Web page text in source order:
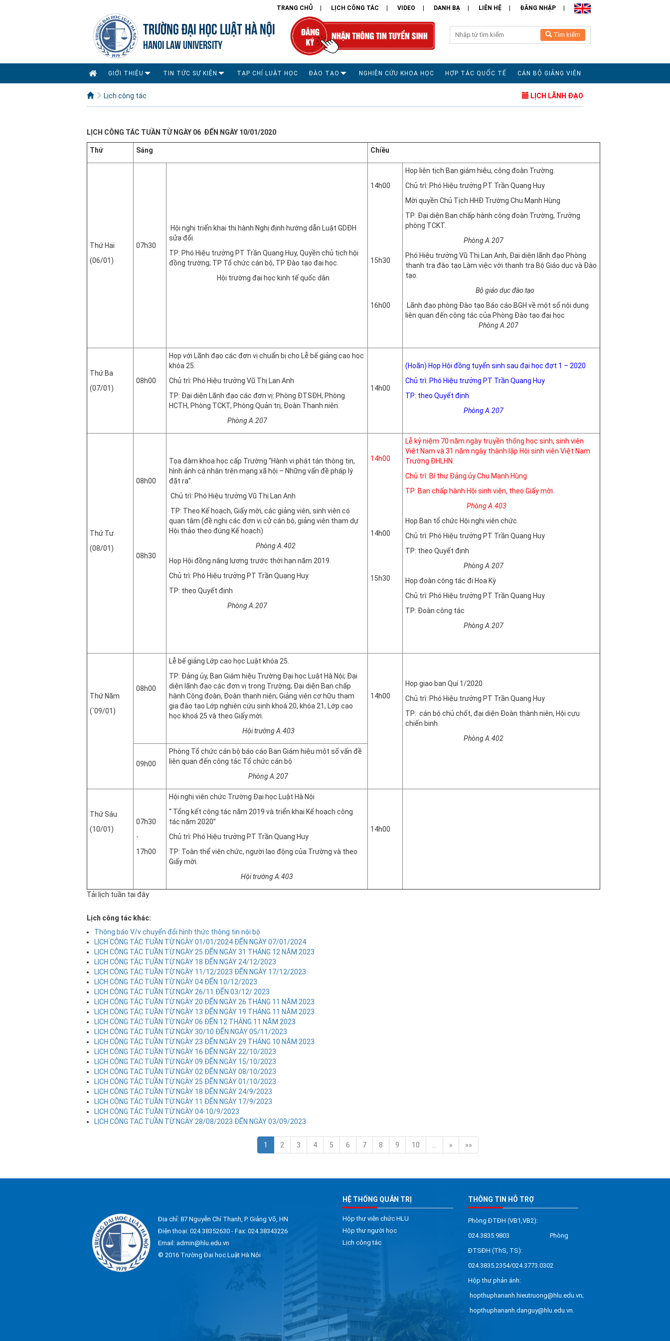
TRANG CHỦ LỊCH CÔNG TÁC VIDEO DANH BẠ LIÊN HỆ ĐĂNG NHẬP
TRƯỜNG ĐẠI HỌC LUẬT HÀ NỘI
HANOI LAW UNIVERSITY
Tìm kiếm
GIỚI THIỆU TIN TỨC SỰ KIỆN TẠP CHÍ LUẬT HỌC ĐÀO TẠO NGHIÊN CỨU KHOA HỌC HỢP TÁC QUỐC TẾ CÁN BỘ GIẢNG VIÊN
Lịch công tác LỊCH LÃNH ĐẠO
LỊCH CÔNG TÁC TUẦN TỪ NGÀY 06 ĐẾN NGÀY 10/01/2020
Thứ Sáng Chiều
Thứ Hai
(06/01)
07h30
Hội nghị triển khai thi hành Nghị định hướng dẫn Luật GDĐH
sửa đổi.
TP: Phó Hiệu trưởng PT Trần Quang Huy, Quyền chủ tịch hội
đồng trường; TP Tổ chức cán bộ, TP Đào tạo đai học.
Hội trường đại học kinh tế quốc dân
14h00
15h30
16h00
Họp liên tịch Ban giám hiệu, công đoàn Trường.
Chủ trì: Phó Hiệu trưởng PT Trần Quang Huy
Mời quyền Chủ Tịch HHĐ Trường Chu Mạnh Hùng
TP: Đại diện Ban chấp hành công đoàn Trường, Trưởng
phòng TCKT.
Phòng A.207
Phó Hiệu trưởng Vũ Thị Lan Anh, Đại diện lãnh đạo Phòng
thanh tra đào tạo Làm việc với thanh tra Bộ Giáo dục và Đào
tạo.
Bộ giáo dục đào tạo
Lãnh đạo phòng Đào tạo Báo cáo BGH về một số nội dung
liên quan đến công tác của Phòng Đào tạo đại học
Phòng A.207
Thứ Ba
(07/01)
08h00
Họp với Lãnh đạo các đơn vị chuẩn bị cho Lễ bế giảng cao học
khóa 25.
Chủ trì: Phó Hiệu trưởng Vũ Thị Lan Anh
TP: Đại diện Lãnh đạo các đơn vị: Phòng ĐTSĐH, Phòng
HCTH, Phòng TCKT, Phòng Quản trị, Đoàn Thanh niên.
Phòng A.207
14h00
(Hoãn) Họp Hội đồng tuyển sinh sau đại học đợt 1 – 2020
Chủ trì: Phó Hiệu trưởng PT Trần Quang Huy
TP: theo Quyết định
Phòng A.207
Thứ Tư
(08/01)
08h00
08h30
Tọa đàm khoa học cấp Trường “Hành vi phát tán thông tin,
hình ảnh cá nhân trên mạng xã hội – Những vấn đề pháp lý
đặt ra”.
Chủ trì: Phó Hiệu trưởng Vũ Thị Lan Anh
TP: Theo Kế hoạch, Giấy mời, các giảng viên, sinh viên có
quan tâm (đề nghị các đơn vị cử cán bộ, giảng viên tham dự
Hội thảo theo đúng Kế hoạch)
Phòng A.402
Họp Hội đồng nâng lương trước thời hạn năm 2019.
Chủ trì: Phó Hiệu trưởng PT Trần Quang Huy
TP: theo Quyết định
Phòng A.207
14h00
14h00
15h30
Lễ kỷ niệm 70 năm ngày truyền thống học sinh, sinh viên
Việt Nam và 31 năm ngày thành lập Hội sinh viên Việt Nam
Trường ĐHLHN.
Chủ trì: Bí thư Đảng ủy Chu Mạnh Hùng
TP: Ban chấp hành Hội sinh viên, theo Giấy mời.
Phòng A.403
Họp Ban tổ chức Hội nghị viên chức.
Chủ trì: Phó Hiệu trưởng PT Trần Quang Huy
TP: theo Quyết định
Phòng A.207
Họp đoàn công tác đi Hoa Kỳ
Chủ trì: Phó Hiệu trưởng PT Trần Quang Huy
TP: Đoàn công tác
Phòng A.207
Thứ Năm
(`09/01)
08h00
Lễ bế giảng Lớp cao học Luật khóa 25.
TP: Đảng ủy, Ban Giám hiệu Trường Đại học Luật Hà Nội; Đại
diện lãnh đạo các đơn vị trong Trường; Đại diện Ban chấp
hành Công đoàn, Đoàn thanh niên; Giảng viên cơ hữu tham
gia đào tạo Lớp nghiên cứu sinh khoá 20, khóa 21, Lớp cao
học khoá 25 và theo Giấy mời.
Hội trường A.403
14h00
Họp giao ban Quí 1/2020
Chủ trì: Phó Hiệu trưởng PT Trần Quang Huy
TP: cán bộ chủ chốt, đại diện Đoàn thành niên, Hội cựu
chiến binh.
Phòng A.402
09h00
Phòng Tổ chức cán bộ báo cáo Ban Giám hiệu một số vấn đề
liên quan đến công tác Tổ chức cán bộ
Phòng A.207
Thứ Sáu
(10/01)
07h30
-
17h00
Hội nghị viên chức Trường Đại học Luật Hà Nội
“ Tổng kết công tác năm 2019 và triển khai Kế hoạch công
tác năm 2020”
Chủ trì: Phó Hiệu trưởng PT Trần Quang Huy
TP: Toàn thể viên chức, người lao động của Trường và theo
Giấy mời.
Hội trường A.403
14h00
Tải lịch tuần tại đây
Lịch công tác khác:
Thông báo V/v chuyển đổi hình thức thông tin nội bộ
LỊCH CÔNG TÁC TUẦN TỪ NGÀY 01/01/2024 ĐẾN NGÀY 07/01/2024
LỊCH CÔNG TÁC TUẦN TỪ NGÀY 25 ĐẾN NGÀY 31 THÁNG 12 NĂM 2023
LỊCH CÔNG TÁC TUẦN TỪ NGÀY 18 ĐẾN NGÀY 24/12/2023
LỊCH CÔNG TÁC TUẦN TỪ NGÀY 11/12/2023 ĐẾN NGÀY 17/12/2023
LỊCH CÔNG TÁC TUẦN TỪ NGÀY 04 ĐẾN 10/12/2023
LỊCH CÔNG TÁC TUẦN TỪ NGÀY 26/11 ĐẾN 03/12/ 2023
LỊCH CÔNG TÁC TUẦN TỪ NGÀY 20 ĐẾN NGÀY 26 THÁNG 11 NĂM 2023
LỊCH CÔNG TÁC TUẦN TỪ NGÀY 13 ĐẾN NGÀY 19 THÁNG 11 NĂM 2023
LỊCH CÔNG TÁC TUẦN TỪ NGÀY 06 ĐẾN 12 THÁNG 11 NĂM 2023
LỊCH CÔNG TÁC TUẦN TỪ NGÀY 30/10 ĐẾN NGÀY 05/11/2023
LỊCH CÔNG TÁC TUẦN TỪ NGÀY 23 ĐẾN NGÀY 29 THÁNG 10 NĂM 2023
LỊCH CÔNG TÁC TUẦN TỪ NGÀY 16 ĐẾN NGÀY 22/10/2023
LỊCH CÔNG TAC TUẦN TỪ NGÀY 09 ĐẾN NGÀY 15/10/2023
LỊCH CÔNG TAC TUẦN TỪ NGÀY 02 ĐẾN NGÀY 08/10/2023
LỊCH CÔNG TÁC TUẦN TỪ NGÀY 25 ĐẾN NGÀY 01/10/2023
LỊCH CÔNG TÁC TUẦN TỪ NGÀY 18 ĐẾN NGÀY 24/9/2023
LỊCH CÔNG TÁC TUẦN TỪ NGÀY 11 ĐẾN NGÀY 17/9/2023
LỊCH CÔNG TÁC TUẦN TỪ NGÀY 04-10/9/2023
LỊCH CÔNG TAC TUẦN TỪ NGÀY 28/08/2023 ĐẾN NGÀY 03/09/2023
1 2 3 4 5 6 7 8 9 10 » »»
Địa chỉ: 87 Nguyễn Chí Thanh, P. Giảng Võ, HN
Điện thoại: 024.38352630 - Fax: 024.38343226
Email: admin@hlu.edu.vn
© 2016 Trường Đại học Luật Hà Nội
HỆ THỐNG QUẢN TRỊ
Hộp thư viên chức HLU
Hộp thư người học
Lịch công tác
THÔNG TIN HỖ TRỢ
Phòng ĐTĐH (VB1,VB2):
024.3835.9803 Phòng
ĐTSĐH (ThS, TS):
024.3835.2354/024.3773.0302
Hộp thư phản ánh:
hopthuphananh.hieutruong@hlu.edu.vn;
hopthuphananh.danguy@hlu.edu.vn.